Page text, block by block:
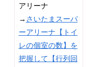
アリーナ
→ さいたまスーパ
ーアリーナ【トイ
レの個室の数】を
把握して【行列回